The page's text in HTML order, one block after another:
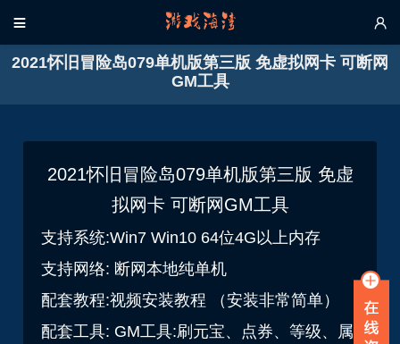
 
2021怀旧冒险岛079单机版第三版 免虚拟网卡 可断网
GM工具
2021怀旧冒险岛079单机版第三版 免虚
拟网卡 可断网GM工具
支持系统:Win7 Win10 64位4G以上内存
支持网络: 断网本地纯单机
配套教程:视频安装教程 （安装非常简单）
配套工具: GM工具:刷元宝、点券、等级、属